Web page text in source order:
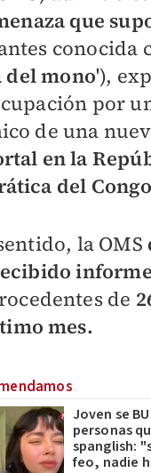
que
conocida
mono'),
por
de una
en la
del
la OMS
de
mes.
Joven se
personas
spanglish:
feo, nadie